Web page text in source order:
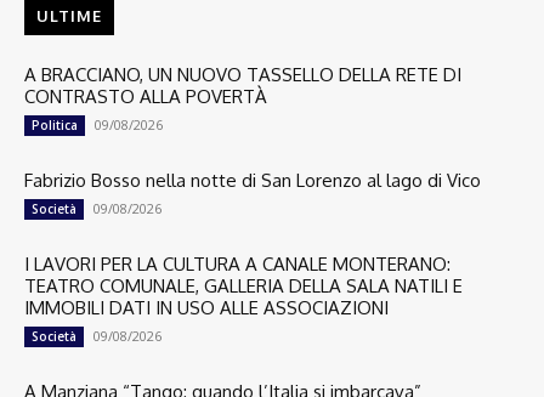
ULTIME
A BRACCIANO, UN NUOVO TASSELLO DELLA RETE DI
CONTRASTO ALLA POVERTÀ
Politica 09/08/2026
Fabrizio Bosso nella notte di San Lorenzo al lago di Vico
Società 09/08/2026
I LAVORI PER LA CULTURA A CANALE MONTERANO:
TEATRO COMUNALE, GALLERIA DELLA SALA NATILI E
IMMOBILI DATI IN USO ALLE ASSOCIAZIONI
Società 09/08/2026
A Manziana “Tango: quando l’Italia si imbarcava”